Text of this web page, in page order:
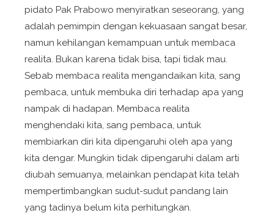
pidato Pak Prabowo menyiratkan seseorang, yang
adalah pemimpin dengan kekuasaan sangat besar,
namun kehilangan kemampuan untuk membaca
realita. Bukan karena tidak bisa, tapi tidak mau.
Sebab membaca realita mengandaikan kita, sang
pembaca, untuk membuka diri terhadap apa yang
nampak di hadapan. Membaca realita
menghendaki kita, sang pembaca, untuk
membiarkan diri kita dipengaruhi oleh apa yang
kita dengar. Mungkin tidak dipengaruhi dalam arti
diubah semuanya, melainkan pendapat kita telah
mempertimbangkan sudut-sudut pandang lain
yang tadinya belum kita perhitungkan.